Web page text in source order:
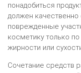
понадобиться
должен
поврежденные
косметику только
жирности или
Сочетание средств